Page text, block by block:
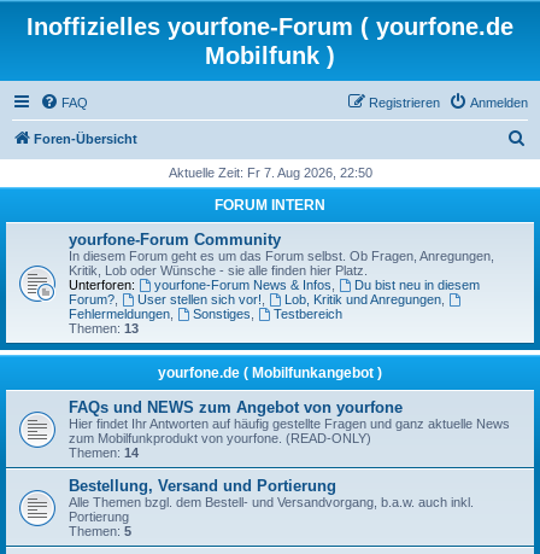
Inoffizielles yourfone-Forum ( yourfone.de
Mobilfunk )
FAQ Anmelden
Registrieren
Foren-Übersicht
h
Aktuelle Zeit: Fr 7. Aug 2026, 22:50
FORUM INTERN
yourfone-Forum Community
In diesem Forum geht es um das Forum selbst. Ob Fragen, Anregungen,
Kritik, Lob oder Wünsche - sie alle finden hier Platz.
Unterforen:
yourfone-Forum News & Infos
Du bist neu in diesem
Forum?
User stellen sich vor! Lob, Kritik und Anregungen,
Fehlermeldungen
Sonstiges
Testbereich
Themen: 13
yourfone.de ( Mobilfunkangebot )
FAQs und NEWS zum Angebot von yourfone
Hier findet Ihr Antworten auf häufig gestellte Fragen und ganz aktuelle News
zum Mobilfunkprodukt von yourfone. (READ-ONLY)
Themen: 14
Bestellung, Versand und Portierung
Alle Themen bzgl. dem Bestell- und Versandvorgang, b.a.w. auch inkl.
Portierung
Themen: 5